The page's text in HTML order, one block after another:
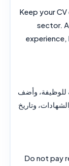
Keep your
sector.
experience,
للوظيفة، وأضف
وتاريخ
Do not pay